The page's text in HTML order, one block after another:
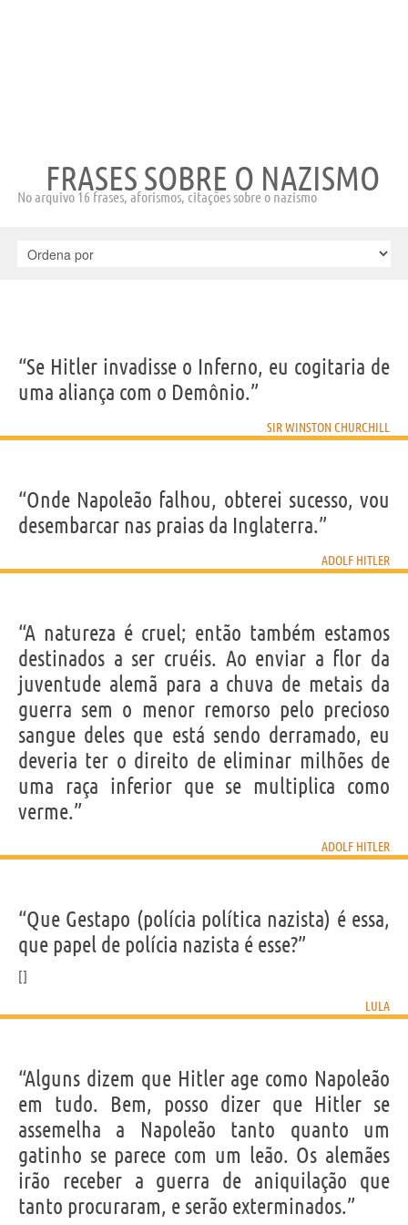
FRASES SOBRE O NAZISMO
No arquivo 16 frases, aforismos, citações sobre o nazismo
“Se Hitler invadisse o Inferno, eu cogitaria de
uma aliança com o Demônio.”
SIR WINSTON CHURCHILL
“Onde Napoleão falhou, obterei sucesso, vou
desembarcar nas praias da Inglaterra.”
ADOLF HITLER
“A natureza é cruel; então também estamos
destinados a ser cruéis. Ao enviar a flor da
juventude alemã para a chuva de metais da
guerra sem o menor remorso pelo precioso
sangue deles que está sendo derramado, eu
deveria ter o direito de eliminar milhões de
uma raça inferior que se multiplica como
verme.”
ADOLF HITLER
“Que Gestapo (polícia política nazista) é essa,
que papel de polícia nazista é esse?”
LULA
“Alguns dizem que Hitler age como Napoleão
em tudo. Bem, posso dizer que Hitler se
assemelha a Napoleão tanto quanto um
gatinho se parece com um leão. Os alemães
irão receber a guerra de aniquilação que
tanto procuraram, e serão exterminados.”